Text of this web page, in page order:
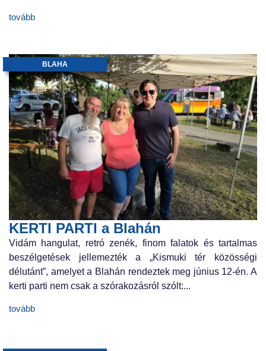
tovább
KERTI PARTI a Blahán
BLAHA
Vidám hangulat, retró zenék, finom falatok és tartalmas
beszélgetések jellemezték a „Kismuki tér közösségi
délutánt”, amelyet a Blahán rendeztek meg június 12-én. A
kerti parti nem csak a szórakozásról szólt:...
tovább